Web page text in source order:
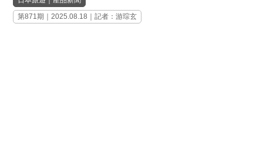
第871期｜2025.08.18｜記者：游琮玄